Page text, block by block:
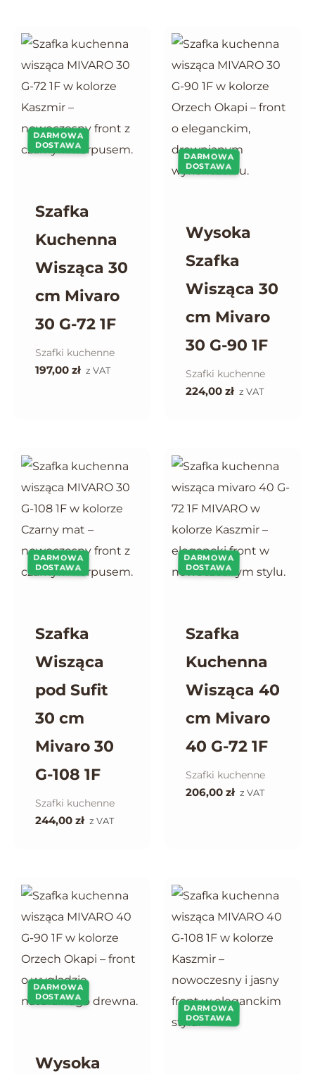
DARMOWA
DOSTAWA
Szafka
Kuchenna
Wisząca 30
cm Mivaro
30 G-72 1F
Szafki kuchenne
197,00 zł z VAT
DARMOWA
DOSTAWA
Wysoka
Szafka
Wisząca 30
cm Mivaro
30 G-90 1F
Szafki kuchenne
224,00 zł z VAT
DARMOWA
DOSTAWA
Szafka
Wisząca
pod Sufit
30 cm
Mivaro 30
G-108 1F
Szafki kuchenne
244,00 zł z VAT
DARMOWA
DOSTAWA
Szafka
Kuchenna
Wisząca 40
cm Mivaro
40 G-72 1F
Szafki kuchenne
206,00 zł z VAT
DARMOWA
DOSTAWA
Wysoka
DARMOWA
DOSTAWA